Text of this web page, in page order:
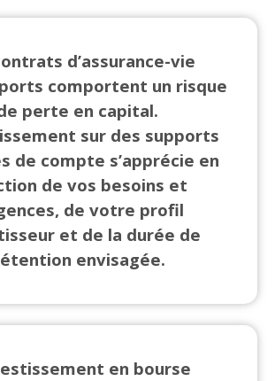
d’assurance-vie
comportent un risque
perte en capital.
sur des supports
de compte s’apprécie en
de vos besoins et
de votre profil
et de la durée de
envisagée.
en bourse